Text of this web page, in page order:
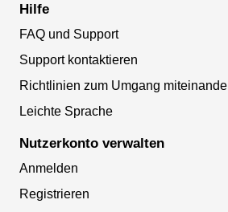
Hilfe
FAQ und Support
Support kontaktieren
Richtlinien zum Umgang
Leichte Sprache
Nutzerkonto verwalten
Anmelden
Registrieren